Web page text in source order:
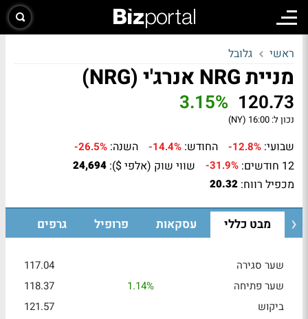
ראשי גלובל
מניית NRG אנרג'י (NRG)
120.73
3.15%
נכון ל: 16:00 (NY)
שבועי: -12.8% החודש: -14.4% השנה: -26.5%
12 חודשים: -31.9% שווי שוק (אלפי $): 24,694
מכפיל רווח: 20.32
מבט כללי עסקאות פרופיל גרפים
שער סגירה
117.04
שער פתיחה
1.14%
118.37
ביקוש
121.57